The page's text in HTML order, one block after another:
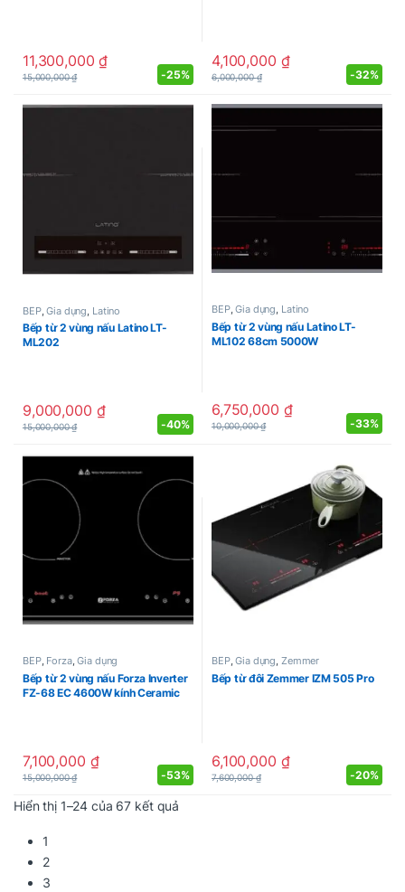
11,300,000₫
15,000,000₫ -25%
4,100,000 ₫
6,000,000₫ -32%
BẾP,Gia dụng Latino
Bếp từ 2 vùng nấu Latino LT-
ML202
9,000,000 ₫
15,000,000₫ -40%
BẾP,Gia dụng, Latino
Bếp từ 2 vùng nấu Latino LT-
ML102 68cm 5000W
6,750,000 ₫
10,000,000₫ -33%
BẾP, Forza,Gia dụng
Bếp từ 2 vùng nấu Forza Inverter
FZ-68 EC 4600W kính Ceramic
7,100,000 ₫
15,000,000₫ -53%
BẾP,Gia dụng, Zemmer
Bếp từ đôi Zemmer IZM 505 Pro
6,100,000 ₫
7,600,000₫ -20%
Hiển thị 1–24 của 67 kết quả
1
2
3